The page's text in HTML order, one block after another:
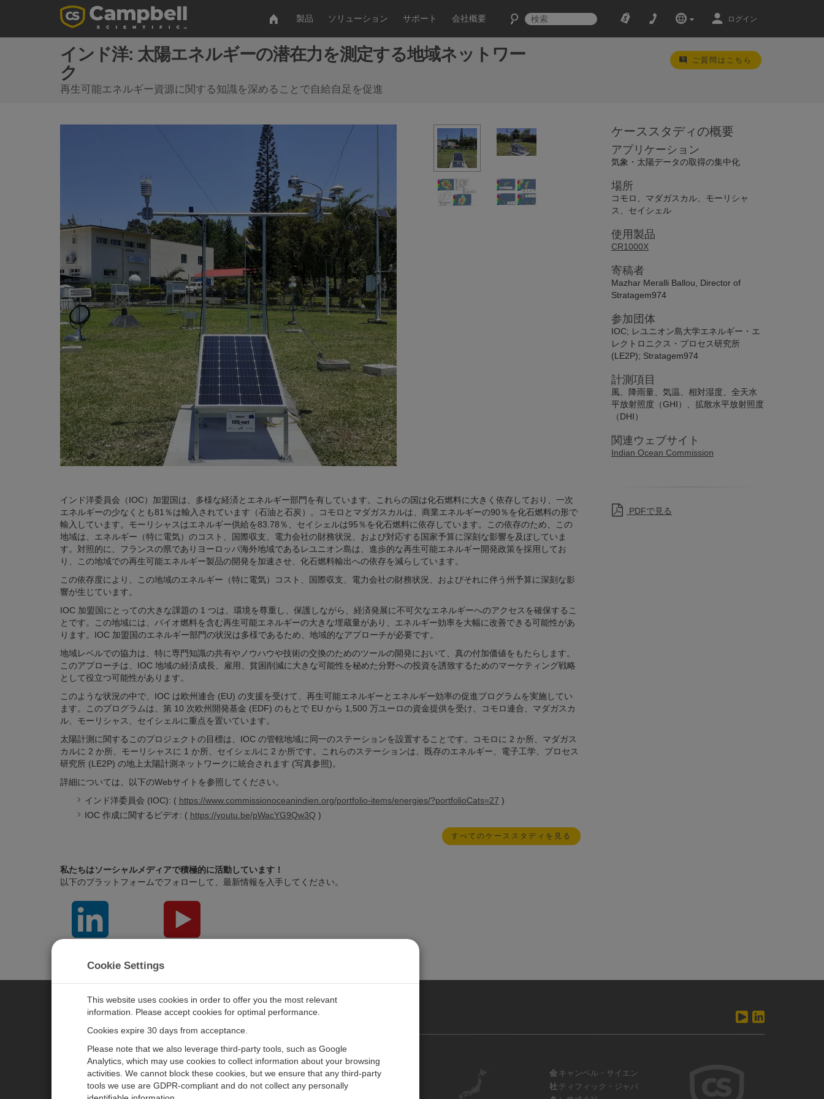
製品 ソリューション サポート 会社概要 ログイン
インド洋: 太陽エネルギーの潜在力を測定する地域ネットワー
ク
再生可能エネルギー資源に関する知識を深めることで自給自足を促進
ご質問はこちら
インド洋委員会（IOC）加盟国は、多様な経済とエネルギー部門を有しています。これらの国は化石燃料に大きく依存しており、一次
エネルギーの少なくとも81％は輸入されています（石油と石炭）。コモロとマダガスカルは、商業エネルギーの90％を化石燃料の形で
輸入しています。モーリシャスはエネルギー供給を83.78％、セイシェルは95％を化石燃料に依存しています。この依存のため、この
地域は、エネルギー（特に電気）のコスト、国際収支、電力会社の財務状況、および対応する国家予算に深刻な影響を及ぼしていま
す。対照的に、フランスの県でありヨーロッパ海外地域であるレユニオン島は、進歩的な再生可能エネルギー開発政策を採用してお
り、この地域での再生可能エネルギー製品の開発を加速させ、化石燃料輸出への依存を減らしています。
この依存度により、この地域のエネルギー（特に電気）コスト、国際収支、電力会社の財務状況、およびそれに伴う州予算に深刻な影
響が生じています。
IOC 加盟国にとっての大きな課題の 1 つは、環境を尊重し、保護しながら、経済発展に不可欠なエネルギーへのアクセスを確保するこ
とです。この地域には、バイオ燃料を含む再生可能エネルギーの大きな埋蔵量があり、エネルギー効率を大幅に改善できる可能性があ
ります。IOC 加盟国のエネルギー部門の状況は多様であるため、地域的なアプローチが必要です。
地域レベルでの協力は、特に専門知識の共有やノウハウや技術の交換のためのツールの開発において、真の付加価値をもたらします。
このアプローチは、IOC 地域の経済成長、雇用、貧困削減に大きな可能性を秘めた分野への投資を誘致するためのマーケティング戦略
として役立つ可能性があります。
このような状況の中で、IOC は欧州連合 (EU) の支援を受けて、再生可能エネルギーとエネルギー効率の促進プログラムを実施してい
ます。このプログラムは、第 10 次欧州開発基金 (EDF) のもとで EU から 1,500 万ユーロの資金提供を受け、コモロ連合、マダガスカ
ル、モーリシャス、セイシェルに重点を置いています。
太陽計測に関するこのプロジェクトの目標は、IOC の管轄地域に同一のステーションを設置することです。コモロに 2 か所、マダガス
カルに 2 か所、モーリシャスに 1 か所、セイシェルに 2 か所です。これらのステーションは、既存のエネルギー、電子工学、プロセス
研究所 (LE2P) の地上太陽計測ネットワークに統合されます (写真参照)。
詳細については、以下のWebサイトを参照してください。
インド洋委員会 (IOC): ( https://www.commissionoceanindien.org/portfolio-items/energies/?portfolioCats=27 )
IOC 作成に関するビデオ: ( https://youtu.be/pWacYG9Qw3Q )
すべてのケーススタディを見る
私たちはソーシャルメディアで積極的に活動しています！
以下のプラットフォームでフォローして、最新情報を入手してください。
ケーススタディの概要
アプリケーション
気象・太陽データの取得の集中化
場所
コモロ、マダガスカル、モーリシャ
ス、セイシェル
使用製品
CR1000X
寄稿者
Mazhar Meralli Ballou, Director of
Stratagem974
参加団体
IOC; レユニオン島大学エネルギー・エ
レクトロニクス・プロセス研究所
(LE2P); Stratagem974
計測項目
風、降雨量、気温、相対湿度、全天水
平放射照度（GHI）、拡散水平放射照度
（DHI）
関連ウェブサイト
Indian Ocean Commission
PDFで見る
CAMPBELL SCIENTIFIC JAPAN
ソリューション
ニュースルーム
パートナー
お問い合わせ
キャリア
会
社
キャンベル・サイエン
ティフィック・ジャパ
Cookie Settings
This website uses cookies in order to offer you the most relevant
information. Please accept cookies for optimal performance.
Cookies expire 30 days from acceptance.
Please note that we also leverage third-party tools, such as Google
Analytics, which may use cookies to collect information about your browsing
activities. We cannot block these cookies, but we ensure that any third-party
tools we use are GDPR-compliant and do not collect any personally